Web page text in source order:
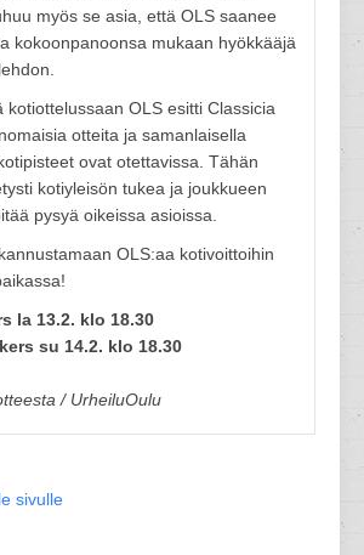
myös se asia, että OLS saanee
kokoonpanoonsa mukaan hyökkääjä
kotiottelussaan OLS esitti Classicia
otteita ja samanlaisella
ovat otettavissa. Tähän
kotiyleisön tukea ja joukkueen
pysyä oikeissa asioissa.
OLS:aa kotivoittoihin
la 13.2. klo 18.30
su 14.2. klo 18.30
/ UrheiluOulu
sivulle